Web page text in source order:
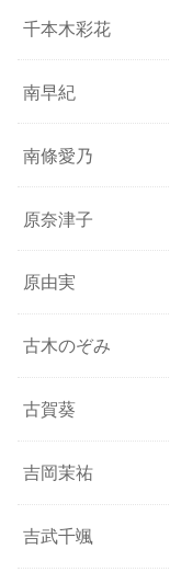
千本木彩花
南早紀
南條愛乃
原奈津子
原由実
古木のぞみ
古賀葵
吉岡茉祐
吉武千颯